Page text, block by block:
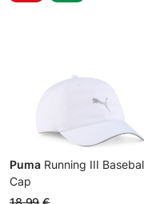
Puma Running III
Cap
Шапка